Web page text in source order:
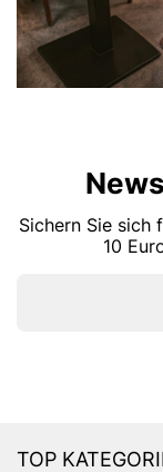
Sichern Sie sich
10
TOP